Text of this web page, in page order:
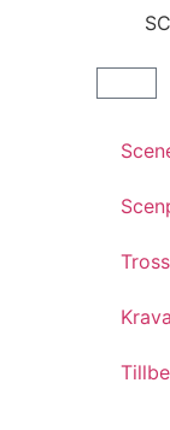
Tross